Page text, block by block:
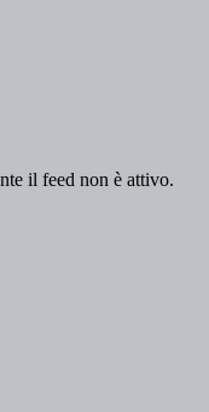
il feed non è attivo.